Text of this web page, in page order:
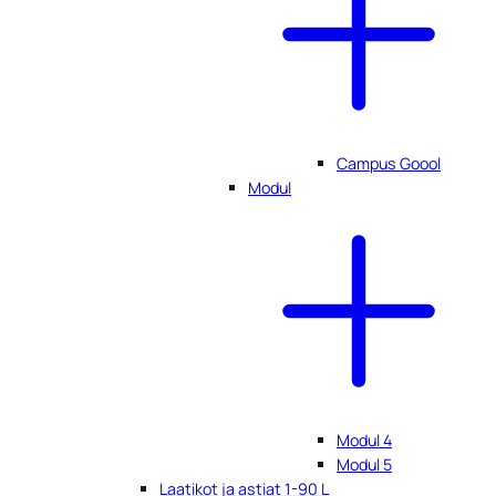
Campus Goool
Modul
Modul 4
Modul 5
Laatikot ja astiat 1-90 L